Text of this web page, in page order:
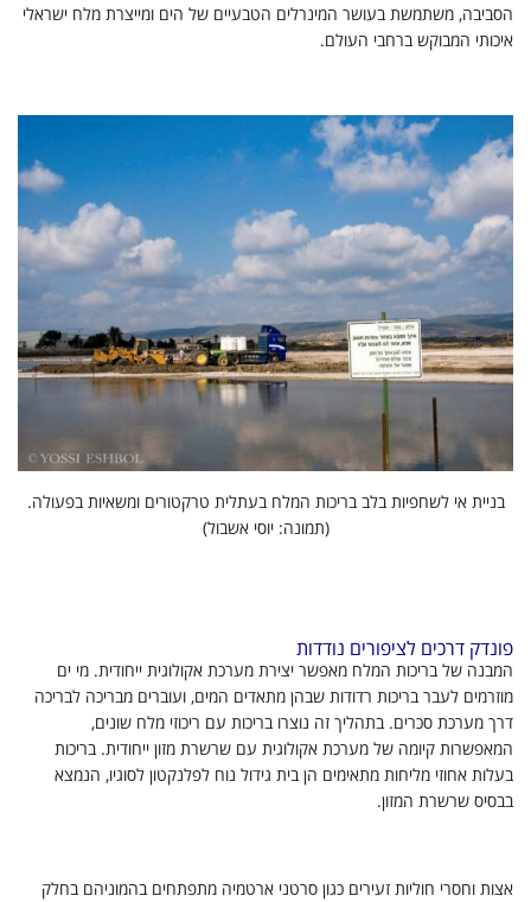
הסביבה, משתמשת בעושר המינרלים הטבעיים של הים ומייצרת מלח ישראלי
איכותי המבוקש ברחבי העולם.
בניית אי לשחפיות בלב בריכות המלח בעתלית טרקטורים ומשאיות בפעולה.
(תמונה: יוסי אשבול)
פונדק דרכים לציפורים נודדות
המבנה של בריכות המלח מאפשר יצירת מערכת אקולוגית ייחודית. מי ים
מוזרמים לעבר בריכות רדודות שבהן מתאדים המים, ועוברים מבריכה לבריכה
דרך מערכת סכרים. בתהליך זה נוצרו בריכות עם ריכוזי מלח שונים,
המאפשרות קיומה של מערכת אקולוגית עם שרשרת מזון ייחודית. בריכות
בעלות אחוזי מליחות מתאימים הן בית גידול נוח לפלנקטון לסוגיו, הנמצא
בבסיס שרשרת המזון.
אצות וחסרי חוליות זעירים כגון סרטני ארטמיה מתפתחים בהמוניהם בחלק